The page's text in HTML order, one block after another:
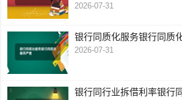
2026-07-31
银行同质化服务银行同质
2026-07-31
银行同行业拆借利率银行